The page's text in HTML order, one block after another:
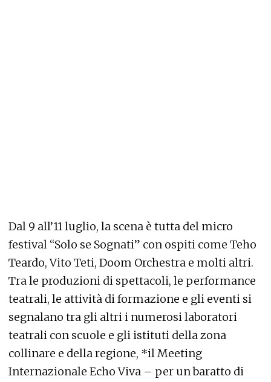
Dal 9 all’11 luglio, la scena è tutta del micro
festival “Solo se Sognati” con ospiti come Teho
Teardo, Vito Teti, Doom Orchestra e molti altri.
Tra le produzioni di spettacoli, le performance
teatrali, le attività di formazione e gli eventi si
segnalano tra gli altri i numerosi laboratori
teatrali con scuole e gli istituti della zona
collinare e della regione, *il Meeting
Internazionale Echo Viva – per un baratto di